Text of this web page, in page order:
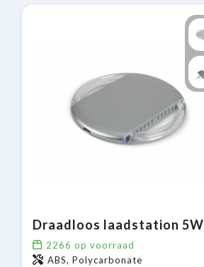
Draadloos laadstation 5W
2266 op voorraad
ABS, Polycarbonate